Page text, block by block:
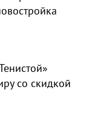
со скидкой